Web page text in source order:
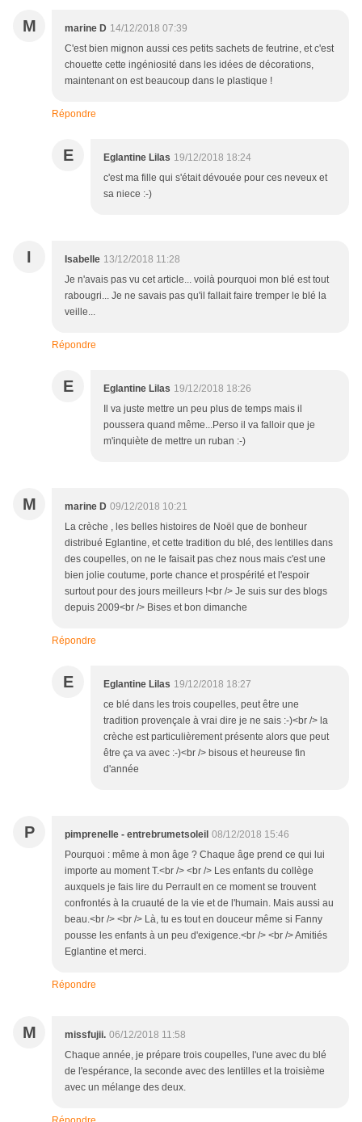
M marine D 14/12/2018 07:39
C'est bien mignon aussi ces petits sachets de feutrine, et c'est
chouette cette ingéniosité dans les idées de décorations,
maintenant on est beaucoup dans le plastique !
Répondre
E Eglantine Lilas 19/12/2018 18:24
c'est ma fille qui s'était dévouée pour ces neveux et
sa niece :-)
I Isabelle 13/12/2018 11:28
Je n'avais pas vu cet article... voilà pourquoi mon blé est tout
rabougri... Je ne savais pas qu'il fallait faire tremper le blé la
veille...
Répondre
E Eglantine Lilas 19/12/2018 18:26
Il va juste mettre un peu plus de temps mais il
poussera quand même...Perso il va falloir que je
m'inquiète de mettre un ruban :-)
M marine D 09/12/2018 10:21
La crèche , les belles histoires de Noël que de bonheur
distribué Eglantine, et cette tradition du blé, des lentilles dans
des coupelles, on ne le faisait pas chez nous mais c'est une
bien jolie coutume, porte chance et prospérité et l'espoir
surtout pour des jours meilleurs !<br /> Je suis sur des blogs
depuis 2009<br /> Bises et bon dimanche
Répondre
E Eglantine Lilas 19/12/2018 18:27
ce blé dans les trois coupelles, peut être une
tradition provençale à vrai dire je ne sais :-)<br /> la
crèche est particulièrement présente alors que peut
être ça va avec :-)<br /> bisous et heureuse fin
d'année
P pimprenelle - entrebrumetsoleil 08/12/2018 15:46
Pourquoi : même à mon âge ? Chaque âge prend ce qui lui
importe au moment T.<br /> <br /> Les enfants du collège
auxquels je fais lire du Perrault en ce moment se trouvent
confrontés à la cruauté de la vie et de l'humain. Mais aussi au
beau.<br /> <br /> Là, tu es tout en douceur même si Fanny
pousse les enfants à un peu d'exigence.<br /> <br /> Amitiés
Eglantine et merci.
Répondre
M missfujii. 06/12/2018 11:58
Chaque année, je prépare trois coupelles, l'une avec du blé
de l'espérance, la seconde avec des lentilles et la troisième
avec un mélange des deux.